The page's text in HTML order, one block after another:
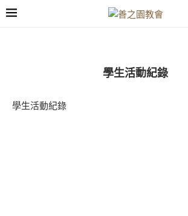
學生活動紀錄
學生活動紀錄